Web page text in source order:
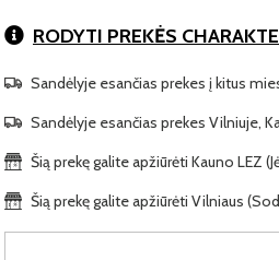
RODYTI PREKĖS
Sandėlyje esančias prekes į kitus
Sandėlyje esančias prekes Vilniuje,
Šią prekę galite apžiūrėti Kauno LEZ
Šią prekę galite apžiūrėti Vilniaus